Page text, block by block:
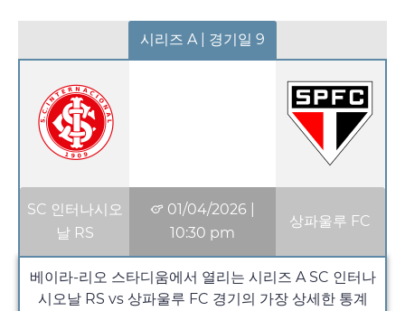
시리즈 A | 경기일 9
SC 인터나시오
날 RS
01/04/2026
10:30 pm
상파울루 FC
베이라-리오 스타디움에서 열리는 시리즈 A SC 인터나
시오날 RS vs 상파울루 FC 경기의 가장 상세한 통계